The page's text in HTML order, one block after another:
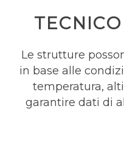
Le strutture
in base alle
temperatura,
garantire dati di